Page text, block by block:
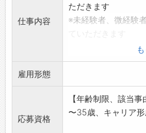
仕事内容
ただきます
※未経験者、微経験
・部品組み立て時
・部品表の確認
・動作検証
・上記作業補助 な
※外国籍の方も活躍
雇用形態
応募資格
【年齢制限、該当事
〜35歳、キャリア